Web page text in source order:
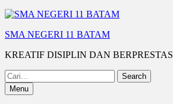
SMA NEGERI 11 BATAM
KREATIF DISIPLIN DAN
Search
for:Menu